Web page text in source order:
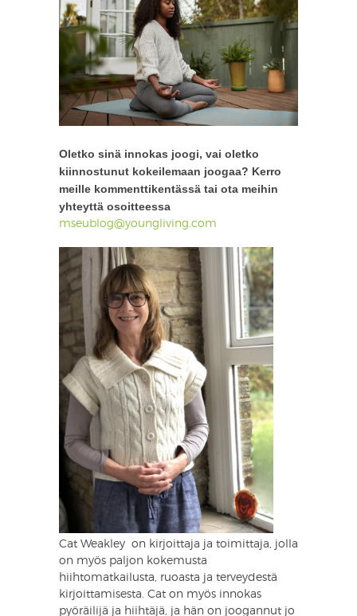
Oletko sinä innokas joogi, vai oletko
kiinnostunut kokeilemaan joogaa? Kerro
meille kommenttikentässä tai ota meihin
yhteyttä osoitteessa
mseublog@youngliving.com
Cat Weakley on kirjoittaja ja toimittaja, jolla
on myös paljon kokemusta
hiihtomatkailusta, ruoasta ja terveydestä
kirjoittamisesta. Cat on myös innokas
pyöräilijä ja hiihtäjä, ja hän on joogannut jo